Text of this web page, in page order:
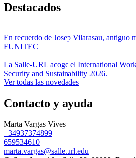
Destacados
En recuerdo de Josep Vilarasau, antiguo
FUNITEC
La Salle-URL acoge el International
Security and Sustainability 2026.
Ver todas las novedades
Contacto y ayuda
Marta Vargas Vives
+34937374899
659534610
marta.vargas@salle.url.edu